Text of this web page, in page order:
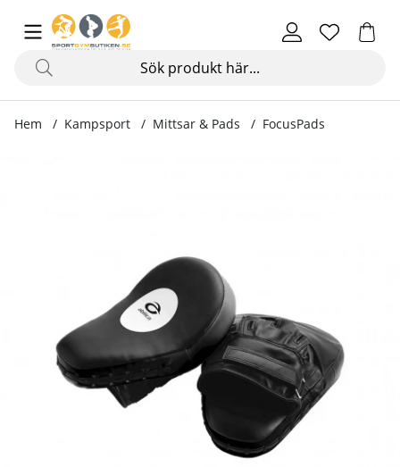
Hem Kampsport Mittsar & Pads FocusPads